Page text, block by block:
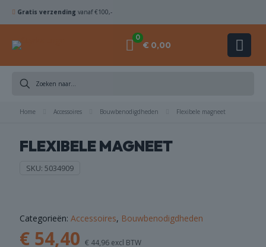
Gratis verzending vanaf €100,-
0
€ 0,00
Home Accessoires Bouwbenodigdheden Flexibele magneet
FLEXIBELE MAGNEET
SKU: 5034909
Categorieën: Accessoires, Bouwbenodigdheden
€ 54,40 € 44,96 excl BTW
ZAAGBLADEN
KOMSCHIJVEN